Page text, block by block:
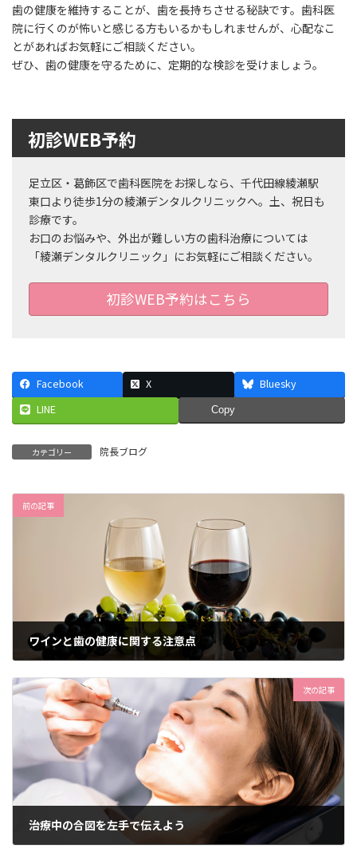
歯の健康を維持することが、歯を長持ちさせる秘訣です。歯科医
院に行くのが怖いと感じる方もいるかもしれませんが、心配なこ
とがあればお気軽にご相談ください。
ぜひ、歯の健康を守るために、定期的な検診を受けましょう。
初診WEB予約
足立区・葛飾区で歯科医院をお探しなら、千代田線綾瀬駅
東口より徒歩1分の綾瀬デンタルクリニックへ。土、祝日も
診療です。
お口のお悩みや、外出が難しい方の歯科治療については
「綾瀬デンタルクリニック」にお気軽にご相談ください。
初診WEB予約はこちら
Facebook X
Bluesky
LINE
Copy
カテゴリー 院長ブログ
前の記事
ワインと歯の健康に関する注意点
次の記事
治療中の合図を左手で伝えよう